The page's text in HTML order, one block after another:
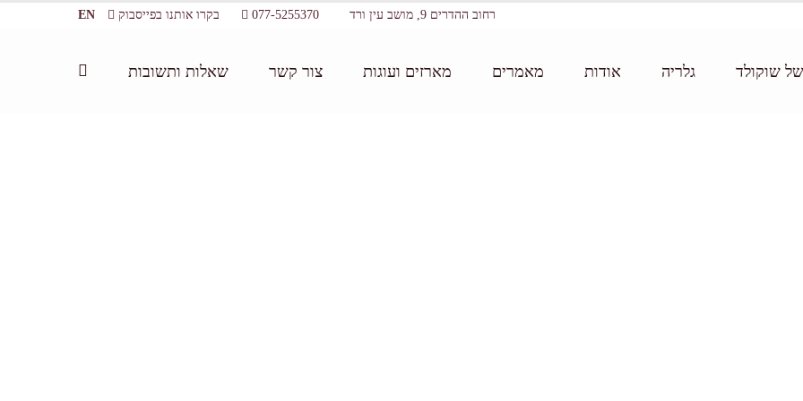
רחוב ההדרים 9, מושב עין ורד 077-5255370 בקרו אותנו בפייסבוק EN
שוקולד גלריה אודות מאמרים מארזים ועוגות צור קשר שאלות ותשובות